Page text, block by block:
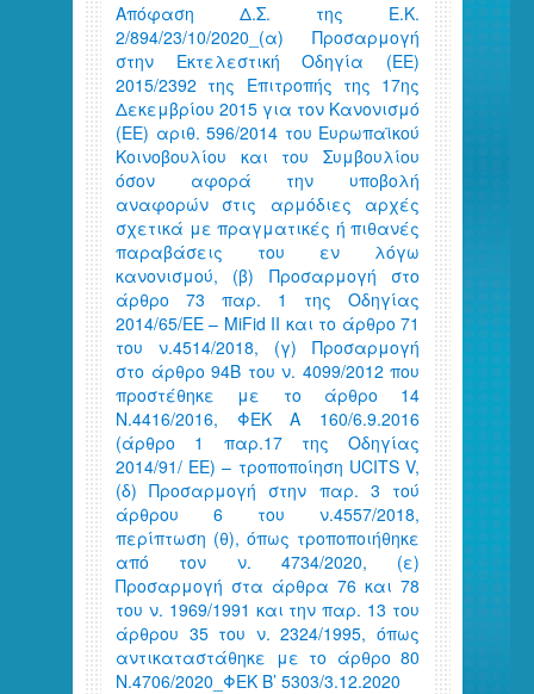
Απόφαση Δ.Σ. της Ε.Κ.
2/894/23/10/2020_(α) Προσαρμογή
στην Εκτελεστική Οδηγία (EE)
2015/2392 της Επιτροπής της 17ης
Δεκεμβρίου 2015 για τον Κανονισμό
(ΕΕ) αριθ. 596/2014 του Ευρωπαϊκού
Κοινοβουλίου και του Συμβουλίου
όσον αφορά την υποβολή
αναφορών στις αρμόδιες αρχές
σχετικά με πραγματικές ή πιθανές
παραβάσεις του εν λόγω
κανονισμού, (β) Προσαρμογή στο
άρθρο 73 παρ. 1 της Οδηγίας
2014/65/ΕΕ – MiFid II και το άρθρο 71
του ν.4514/2018, (γ) Προσαρμογή
στο άρθρο 94Β του ν. 4099/2012 που
προστέθηκε με το άρθρο 14
Ν.4416/2016, ΦΕΚ Α 160/6.9.2016
(άρθρο 1 παρ.17 της Οδηγίας
2014/91/ ΕΕ) – τροποποίηση UCITS V,
(δ) Προσαρμογή στην παρ. 3 τού
άρθρου 6 του ν.4557/2018,
περίπτωση (θ), όπως τροποποιήθηκε
από τον ν. 4734/2020, (ε)
Προσαρμογή στα άρθρα 76 και 78
του ν. 1969/1991 και την παρ. 13 του
άρθρου 35 του ν. 2324/1995, όπως
αντικαταστάθηκε με το άρθρο 80
Ν.4706/2020_ΦΕΚ Β’ 5303/3.12.2020